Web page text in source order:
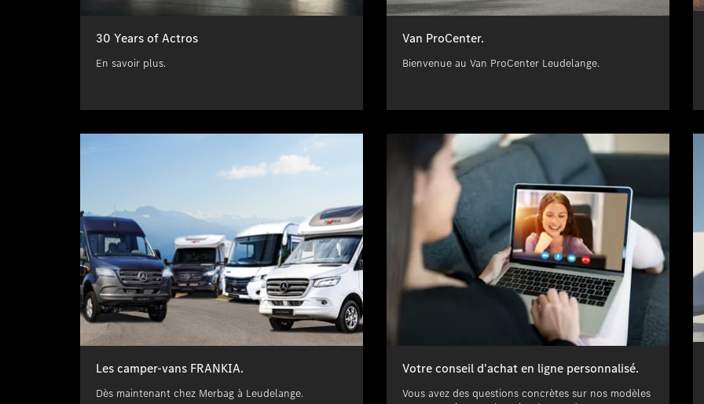
30 Years of Actros
En savoir plus.
Van ProCenter.
Bienvenue au Van ProCenter Leudelange.
Les camper-vans FRANKIA.
Dès maintenant chez Merbag à Leudelange.
Votre conseil d'achat en ligne personnalisé.
Vous avez des questions concrètes sur nos modèles